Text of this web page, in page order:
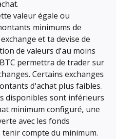
valeur égale ou
minimums de
et ta devise de
de valeurs d'au moins
permettra de trader sur
Certains exchanges
d'achat plus faibles.
disponibles sont inférieurs
minimum configuré, une
avec les fonds
compte du minimum.